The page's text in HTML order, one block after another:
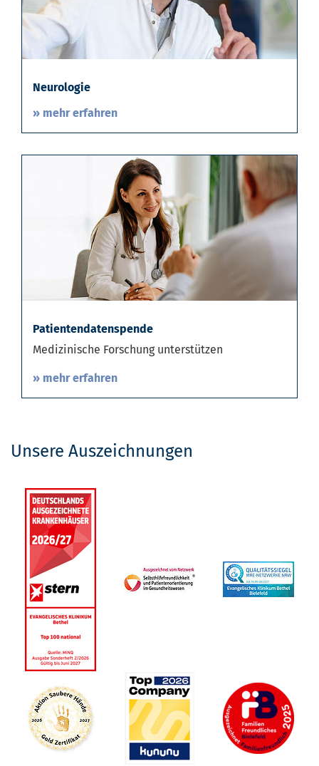
Neurologie
» mehr erfahren
Patientendatenspende
Medizinische Forschung unterstützen
» mehr erfahren
Unsere Auszeichnungen